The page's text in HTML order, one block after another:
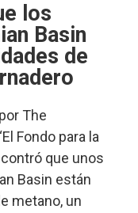
los
Basin
de
The
Fondo para la
que unos
Basin están
metano, un